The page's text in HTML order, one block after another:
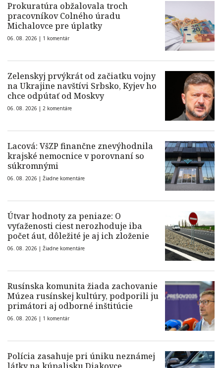
Prokuratúra obžalovala troch
pracovníkov Colného úradu
Michalovce pre úplatky
06. 08. 2026 | 1 komentár
Zelenskyj prvýkrát od začiatku vojny
na Ukrajine navštívi Srbsko, Kyjev ho
chce odpútať od Moskvy
06. 08. 2026 | 2 komentáre
Lacová: VšZP finančne znevýhodnila
krajské nemocnice v porovnaní so
súkromnými
06. 08. 2026 | Žiadne komentáre
Útvar hodnoty za peniaze: O
vyťaženosti ciest nerozhoduje iba
počet áut, dôležité je aj ich zloženie
06. 08. 2026 | Žiadne komentáre
Rusínska komunita žiada zachovanie
Múzea rusínskej kultúry, podporili ju
primátori aj odborné inštitúcie
06. 08. 2026 | 1 komentár
Polícia zasahuje pri úniku neznámej